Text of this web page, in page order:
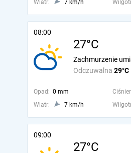
Wiatr: 7 km/h
08:00
27°C
Odczuwalna 29°C
Zachmurzenie
Opad: 0 mm
Wiatr:
7 km/h
09:00
27°C